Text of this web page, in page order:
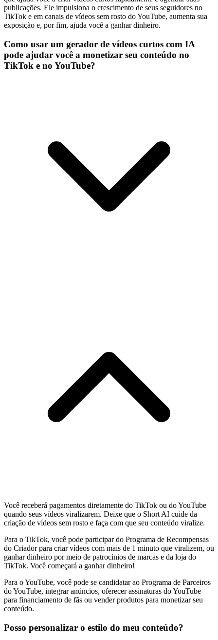
publicações. Ele impulsiona o crescimento de seus seguidores no
TikTok e em canais de vídeos sem rosto do YouTube, aumenta sua
exposição e, por fim, ajuda você a ganhar dinheiro.
Como usar um gerador de vídeos curtos com IA
pode ajudar você a monetizar seu conteúdo no
TikTok e no YouTube?
Você receberá pagamentos diretamente do TikTok ou do YouTube
quando seus vídeos viralizarem. Deixe que o Short AI cuide da
criação de vídeos sem rosto e faça com que seu conteúdo viralize.
Para o TikTok, você pode participar do Programa de Recompensas
do Criador para criar vídeos com mais de 1 minuto que viralizem, ou
ganhar dinheiro por meio de patrocínios de marcas e da loja do
TikTok. Você começará a ganhar dinheiro!
Para o YouTube, você pode se candidatar ao Programa de Parceiros
do YouTube, integrar anúncios, oferecer assinaturas do YouTube
para financiamento de fãs ou vender produtos para monetizar seu
conteúdo.
Posso personalizar o estilo do meu conteúdo?